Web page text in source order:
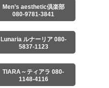
Men’s aesthetic倶楽部
080-9781-3841
Lunaria ルナーリア 080-
5837-1123
TIARA～ティアラ 080-
1148-4116